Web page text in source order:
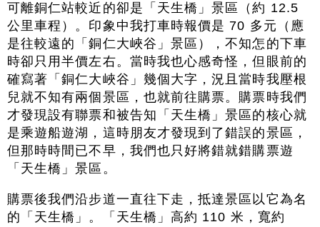
可離銅仁站較近的卻是「天生橋」景區（約 12.5
公里車程）。印象中我打車時報價是 70 多元（應
是往較遠的「銅仁大峽谷」景區），不知怎的下車
時卻只用半價左右。當時我也心感奇怪，但眼前的
確寫著「銅仁大峽谷」幾個大字，況且當時我壓根
兒就不知有兩個景區，也就前往購票。購票時我們
才發現設有聯票和被告知「天生橋」景區的核心就
是乘遊船遊湖，這時朋友才發現到了錯誤的景區，
但那時時間已不早，我們也只好將錯就錯購票遊
「天生橋」景區。
購票後我們沿步道一直往下走，抵達景區以它為名
的「天生橋」。「天生橋」高約 110 米，寬約